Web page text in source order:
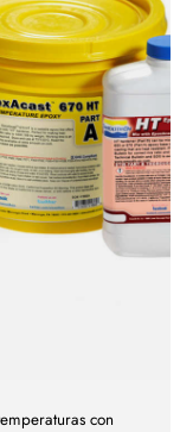
con